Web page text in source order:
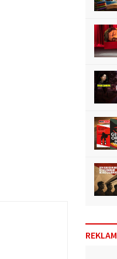
REKLAM